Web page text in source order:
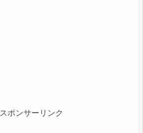
スポンサーリンク